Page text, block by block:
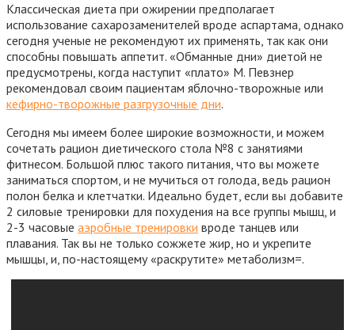
Классическая диета при ожирении предполагает
использование сахарозаменителей вроде аспартама, однако
сегодня ученые не рекомендуют их применять, так как они
способны повышать аппетит. «Обманные дни» диетой не
предусмотрены, когда наступит «плато» М. Певзнер
рекомендовал своим пациентам яблочно-творожные или
кефирно-творожные разгрузочные дни.
Сегодня мы имеем более широкие возможности, и можем
сочетать рацион диетического стола №8 с занятиями
фитнесом. Большой плюс такого питания, что вы можете
заниматься спортом, и не мучиться от голода, ведь рацион
полон белка и клетчатки. Идеально будет, если вы добавите
2 силовые тренировки для похудения на все группы мышц, и
2-3 часовые аэробные тренировки вроде танцев или
плавания. Так вы не только сожжете жир, но и укрепите
мышцы, и, по-настоящему «раскрутите» метаболизм=.